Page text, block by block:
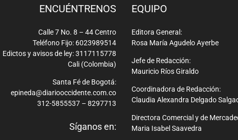
ENCUÉNTRENOS
Calle 7 No. 8 – 44 Centro
Teléfono Fijo: 6023989514
Edictos y avisos de ley: 3117115778
Cali (Colombia)
Santa Fé de Bogotá:
epineda@diariooccidente.com.co
312-5855537 – 8297713
Síganos en:
EQUIPO
Editora General:
Rosa María Agudelo Ayerbe
Jefe de Redacción:
Mauricio Ríos Giraldo
Coordinadora de Redacción:
Claudia Alexandra Delgado
Directora Comercial y de
Maria Isabel Saavedra